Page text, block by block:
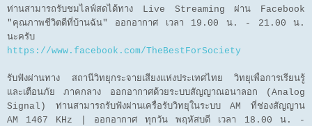
ท่านสามารถรับชมไลฟ์สดได้ทาง Live Streaming ผ่าน Facebook
"คุณภาพชีวิตดีที่บ้านฉัน" ออกอากาศ เวลา 19.00 น. - 21.00 น.
นะครับ
https://www.facebook.com/TheBestForSociety
รับฟังผ่านทาง สถานีวิทยุกระจายเสียงแห่งประเทศไทย วิทยุเพื่อการเรียนรู้
และเตือนภัย ภาคกลาง ออกอากาศด้วยระบบสัญญาณอนาลอก (Analog
Signal) ท่านสามารถรับฟังผ่านเครื่อรับวิทยุในระบบ AM ที่ช่องสัญญาน
AM 1467 KHz | ออกอากาศ ทุกวัน พฤหัสบดี เวลา 18.00 น. -